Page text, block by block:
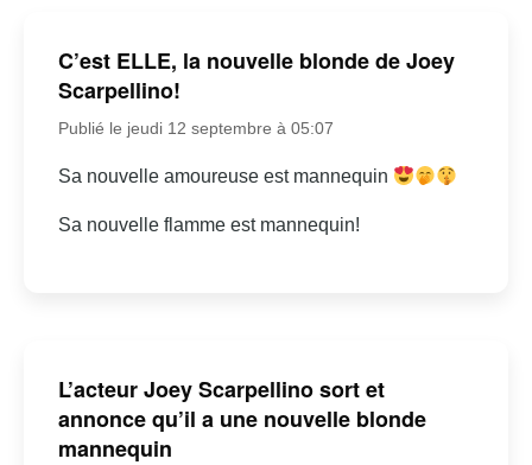
C’est ELLE, la nouvelle blonde de Joey
Scarpellino!
Publié le jeudi 12 septembre à 05:07
Sa nouvelle amoureuse est mannequin
Sa nouvelle flamme est mannequin!
L’acteur Joey Scarpellino sort et
annonce qu’il a une nouvelle blonde
mannequin